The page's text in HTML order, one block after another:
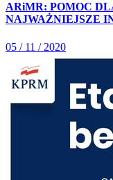
ARiMR: POMOC
NAJWAŻNIEJSZE
05 / 11 / 2020